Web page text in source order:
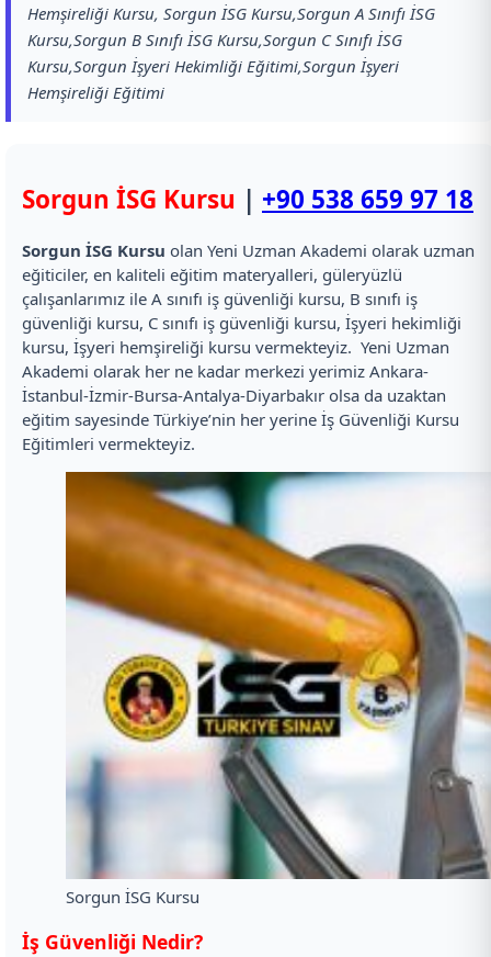
Hemşireliği Kursu, Sorgun İSG Kursu,Sorgun A Sınıfı İSG
Kursu,Sorgun B Sınıfı İSG Kursu,Sorgun C Sınıfı İSG
Kursu,Sorgun İşyeri Hekimliği Eğitimi,Sorgun İşyeri
Hemşireliği Eğitimi
Sorgun İSG Kursu | +90 538 659 97 18
Sorgun İSG Kursu olan Yeni Uzman Akademi olarak uzman
eğiticiler, en kaliteli eğitim materyalleri, güleryüzlü
çalışanlarımız ile A sınıfı iş güvenliği kursu, B sınıfı iş
güvenliği kursu, C sınıfı iş güvenliği kursu, İşyeri hekimliği
kursu, İşyeri hemşireliği kursu vermekteyiz. Yeni Uzman
Akademi olarak her ne kadar merkezi yerimiz Ankara-
İstanbul-İzmir-Bursa-Antalya-Diyarbakır olsa da uzaktan
eğitim sayesinde Türkiye’nin her yerine İş Güvenliği Kursu
Eğitimleri vermekteyiz.
Sorgun İSG Kursu
İş Güvenliği Nedir?